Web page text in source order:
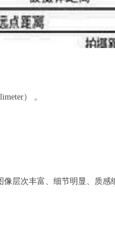
） 。
层次丰富、细节明显、质感